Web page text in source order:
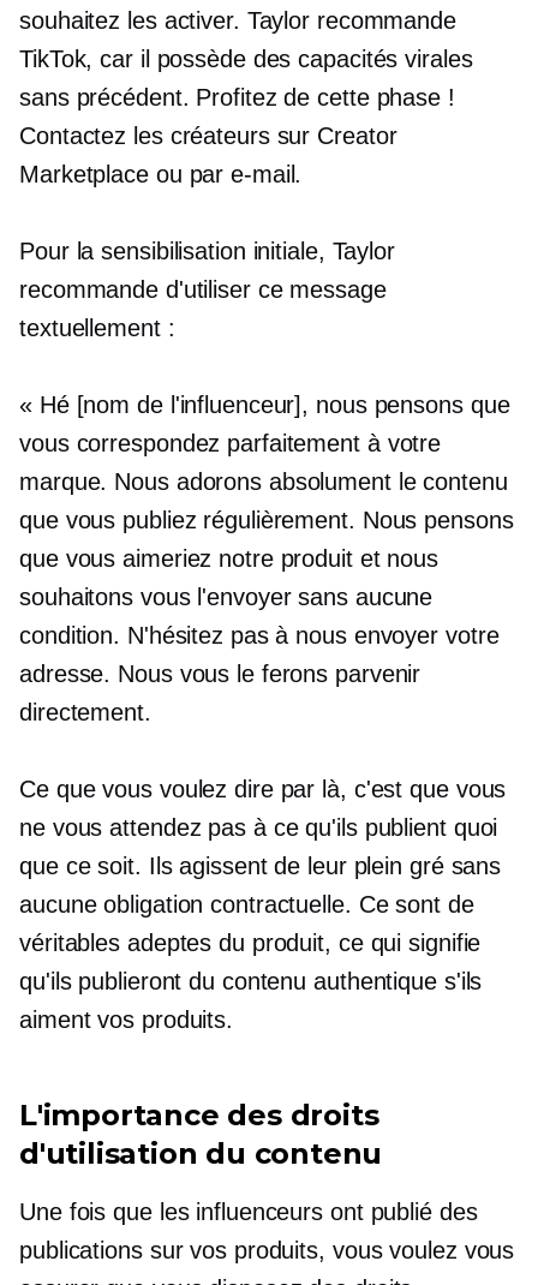
souhaitez les activer. Taylor recommande
TikTok, car il possède des capacités virales
sans précédent. Profitez de cette phase !
Contactez les créateurs sur Creator
Marketplace ou par e-mail.
Pour la sensibilisation initiale, Taylor
recommande d'utiliser ce message
textuellement :
« Hé [nom de l'influenceur], nous pensons que
vous correspondez parfaitement à votre
marque. Nous adorons absolument le contenu
que vous publiez régulièrement. Nous pensons
que vous aimeriez notre produit et nous
souhaitons vous l'envoyer sans aucune
condition. N'hésitez pas à nous envoyer votre
adresse. Nous vous le ferons parvenir
directement.
Ce que vous voulez dire par là, c'est que vous
ne vous attendez pas à ce qu'ils publient quoi
que ce soit. Ils agissent de leur plein gré sans
aucune obligation contractuelle. Ce sont de
véritables adeptes du produit, ce qui signifie
qu'ils publieront du contenu authentique s'ils
aiment vos produits.
L'importance des droits
d'utilisation du contenu
Une fois que les influenceurs ont publié des
publications sur vos produits, vous voulez vous